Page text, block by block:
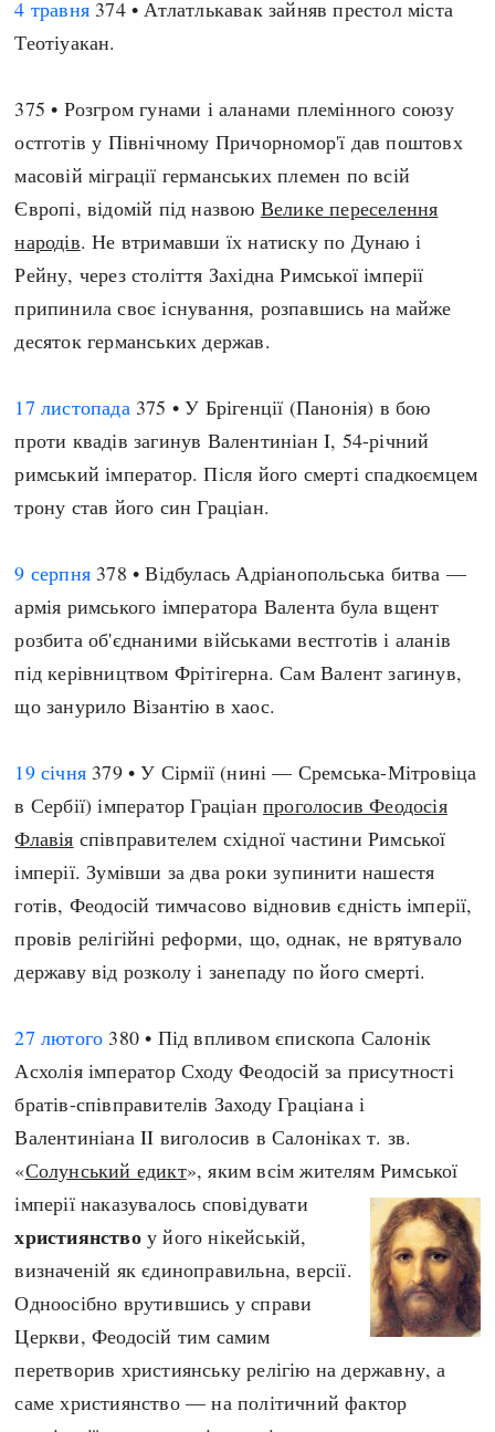
4 травня 374 • Атлатлькавак зайняв престол міста
Теотіуакан.
375 • Розгром гунами і аланами племінного союзу
остготів у Північному Причорномор'ї дав поштовх
масовій міграції германських племен по всій
Європі, відомій під назвою Велике переселення
народів. Не втримавши їх натиску по Дунаю і
Рейну, через століття Західна Римської імперії
припинила своє існування, розпавшись на майже
десяток германських держав.
17 листопада375 • У Брігенції (Панонія) в бою
проти квадів загинув Валентиніан I, 54-річний
римський імператор. Після його смерті спадкоємцем
трону став його син Граціан.
9 серпня 378 • Відбулась Адріанопольська битва —
армія римського імператора Валента була вщент
розбита об'єднаними військами вестготів і аланів
під керівництвом Фрітігерна. Сам Валент загинув,
що занурило Візантію в хаос.
19 січня 379 • У Сірмії (нині — Сремська-Мітровіца
в Сербії) імператор Граціанпроголосив Феодосія
Флавія співправителем східної частини Римської
імперії. Зумівши за два роки зупинити нашестя
готів, Феодосій тимчасово відновив єдність імперії,
провів релігійні реформи, що, однак, не врятувало
державу від розколу і занепаду по його смерті.
27 лютого 380 • Під впливом єпископа Салонік
Асхолія імператор Сходу Феодосій за присутності
братів-співправителів Заходу Граціана і
Валентиніана II виголосив в Салоніках т. зв.
«Солунський едикт», яким всім жителям Римської
імперії наказувалось сповідувати
християнствоу його нікейській,
визначеній як єдиноправильна, версії.
Одноосібно врутившись у справи
Церкви, Феодосій тим самим
перетворив християнську релігію на державну, а
саме християнство — на політичний фактор